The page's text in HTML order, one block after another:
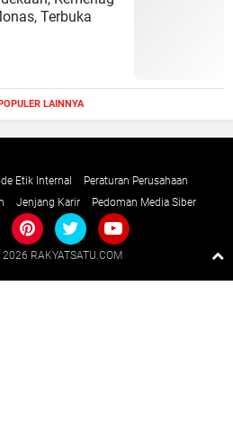
Terbuka
LAINNYA
Etik Internal
Peraturan Perusahaan
Jenjang Karir Pedoman Media Siber
2026 RAKYATSATU.COM
Raushan